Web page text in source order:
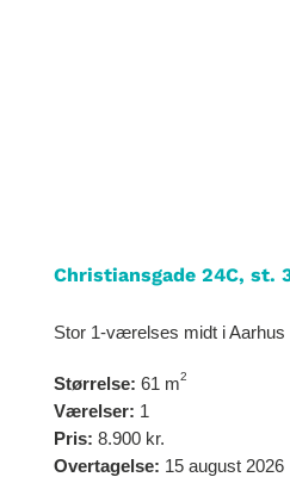
Christiansgade 24C, st.
Stor 1-værelses midt i Aarhus
Størrelse: 61 m2
Værelser: 1
Pris: 8.900 kr.
Overtagelse: 15 august 2026